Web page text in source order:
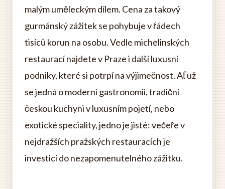
malým uměleckým dílem. Cena za takový
gurmánský zážitek se pohybuje v řádech
tisíců korun na osobu. Vedle michelinských
restaurací najdete v Praze i další luxusní
podniky, které si potrpí na výjimečnost. Ať už
se jedná o moderní gastronomii, tradiční
českou kuchyni v luxusním pojetí, nebo
exotické speciality, jedno je jisté: večeře v
nejdražších pražských restauracích je
investicí do nezapomenutelného zážitku.